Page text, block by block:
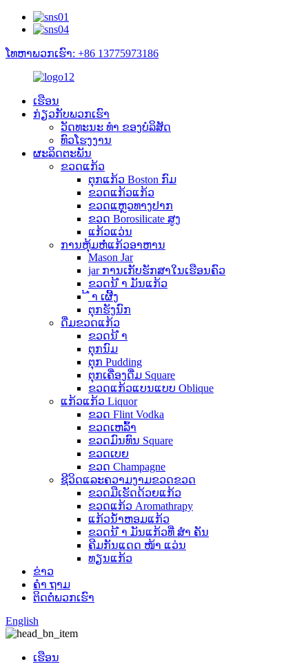
ໂທຫາພວກເຮົາ: +86 13775973186
ເຮືອນ
ກ່ຽວ​ກັບ​ພວກ​ເຮົາ
ວັດທະນະ ທຳ ຂອງບໍລິສັດ
ທົວໂຮງງານ
ຜະລິດຕະພັນ
ຂວດແກ້ວ
ຕຸກແກ້ວ Boston ກົມ
ຂວດແກ້ວແກ້ວ
ຂວດແຫຼວທາງປາກ
ຂວດ Borosilicate ສູງ
ແກ້ວແວ່ນ
ການຫຸ້ມຫໍ່ແກ້ວອາຫານ
Mason Jar
jar ການເກັບຮັກສາໃນເຮືອນຄົວ
ຂວດນ້ ຳ ມັນແກ້ວ
້ ຳ ເຜີ້ງ
ຕຸກຮັງນົກ
ດື່ມຂວດແກ້ວ
ຂວດນ້ ຳ
ຕຸກນົມ
ຕຸກ Pudding
ຕຸກເຄື່ອງດື່ມ Square
ຂວດແກ້ວແບນແບບ Oblique
ແກ້ວແກ້ວ Liquor
ຂວດ Flint Vodka
ຂວດເຫລົ້າ
ຂວດມົນທົນ Square
ຂວດເບຍ
ຂວດ Champagne
ຊີວິດແລະຄວາມງາມຂວດຂວດ
ຂວດມືເຮັດດ້ວຍແກ້ວ
ຂວດແກ້ວ Aromathrapy
ແກ້ວນໍ້າຫອມແກ້ວ
ຂວດນ້ ຳ ມັນແກ້ວທີ່ ສຳ ຄັນ
ຄີມກັນແດດ ໜ້າ ແວ່ນ
ທຽນແກ້ວ
ຂ່າວ
ຄຳ ຖາມ
ຕິດ​ຕໍ່​ພວກ​ເຮົາ
English
ເຮືອນ